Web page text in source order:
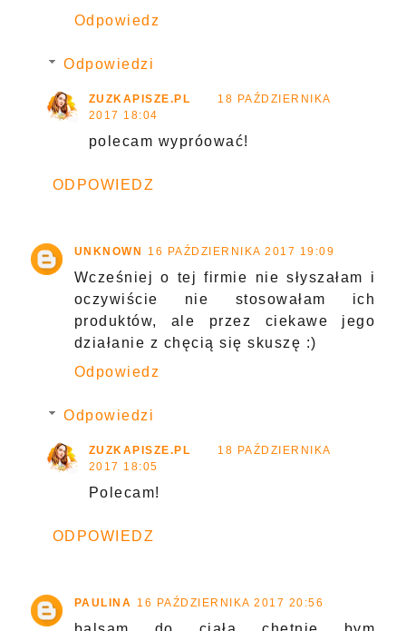
Odpowiedz
Odpowiedzi
ZUZKAPISZE.PL
18 PAŹDZIERNIKA
2017 18:04
polecam wypróować!
ODPOWIEDZ
UNKNOWN 16 PAŹDZIERNIKA 2017 19:09
Wcześniej o tej firmie nie słyszałam i
oczywiście nie stosowałam ich
produktów, ale przez ciekawe jego
działanie z chęcią się skuszę :)
Odpowiedz
Odpowiedzi
ZUZKAPISZE.PL
18 PAŹDZIERNIKA
2017 18:05
Polecam!
ODPOWIEDZ
PAULINA 16 PAŹDZIERNIKA 2017 20:56